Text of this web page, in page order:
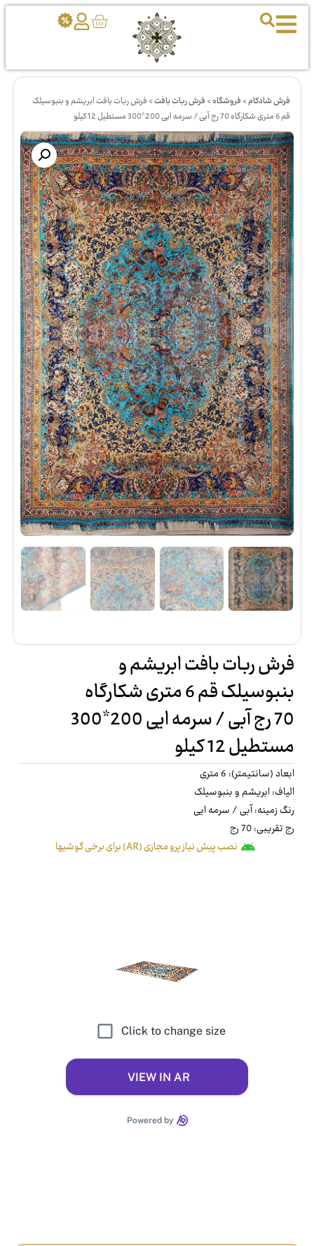
فرش شادکام>فروشگاه>فرش ربات بافت>فرش ربات بافت ابریشم و بنبوسیلک
قم 6 متری شکارگاه 70 رج آبی / سرمه ایی 200*300 مستطیل 12 کیلو
فرش ربات بافت ابریشم و
بنبوسیلک قم 6 متری شکارگاه
70 رج آبی / سرمه ایی 200*300
مستطیل 12 کیلو
ابعاد (سانتیمتر): 6 متری
الیاف: ابریشم و بنبوسیلک
رنگ زمینه: آبی / سرمه ایی
رج تقریبی: 70 رج
نصب پیش نیاز پرو مجازی (AR) برای برخی گوشیها